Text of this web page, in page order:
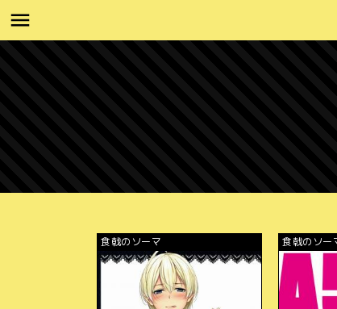
食戟のソーマ 食戟のソー